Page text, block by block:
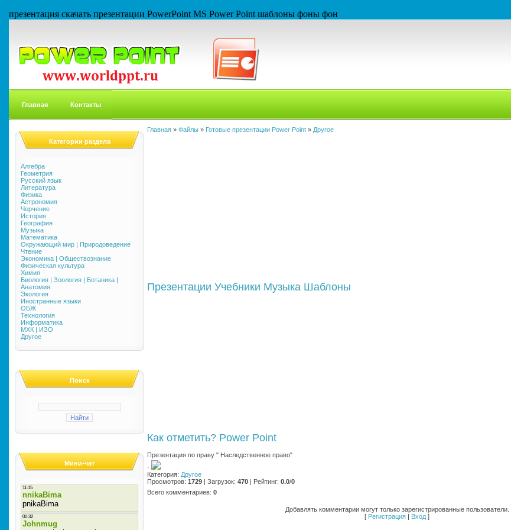
презентация скачать презентации PowerPoint MS Power Point шаблоны фоны фон
Главная Контакты
Категории раздела
Алгебра
Геометрия
Русский язык
Литература
Физика
Астрономия
Черчение
История
География
Музыка
Математика
Окружающий мир | Природоведение
Чтение
Экономика | Обществознание
Физическая культура
Химия
Биология | Зоология | Ботаника |
Анатомия
Экология
Иностранные языки
ОБЖ
Технология
Информатика
МХК | ИЗО
Другое
Поиск
Мини-чат
Главная » Файлы » Готовые презентации Power Point » Другое
Презентации Учебники Музыка Шаблоны
Как отметить? Power Point
Презентация по праву " Наследственное право"
·
Категория: Другое
Просмотров: 1729 | Загрузок: 470 | Рейтинг: 0.0/0
Всего комментариев: 0
Добавлять комментарии могут только зарегистрированные пользователи.
[ Регистрация | Вход ]